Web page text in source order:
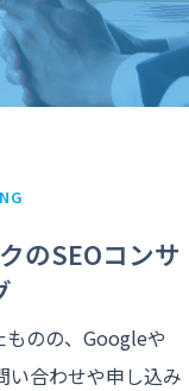
のSEOコンサ
のの、Googleや
い合わせや申し込み